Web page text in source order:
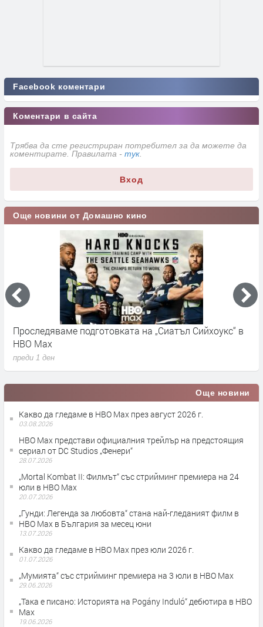
Facebook коментари
Коментари в сайта
Трябва да сте регистриран потребител за да можете да
коментирате. Правилата - тук
Вход
Още новини от Домашно кино
Проследяваме подготовката на „Сиатъл Сийхоукс“ в
HBO Max
преди 1 ден
Още новини
Какво да гледаме в HBO Max през август 2026 г.
03.08.2026
HBO Max представи официалния трейлър на предстоящия
сериал от DC Studios „Фенери“
28.07.2026
„Mortal Kombat II: Филмът“ със стрийминг премиера на 24
юли в HBO Max
20.07.2026
„Гунди: Легенда за любовта“ стана най-гледаният филм в
HBO Max в България за месец юни
13.07.2026
Какво да гледаме в HBO Max през юли 2026 г.
01.07.2026
„Мумията“ със стрийминг премиера на 3 юли в HBO Max
29.06.2026
„Така е писано: Историята на Pogány Induló“ дебютира в HBO
Max
19.06.2026